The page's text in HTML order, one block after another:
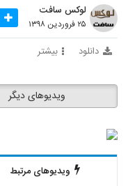
لوکس سافت
۲۵ فروردین ۱۳۹۸
دانلود بیشتر
ویدیوهای دیگر
ویدیوهای مرتبط